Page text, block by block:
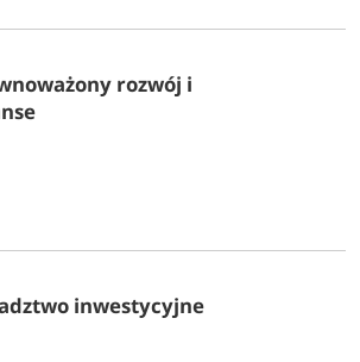
w Częstochowie
rozwój i
inwestycyjne